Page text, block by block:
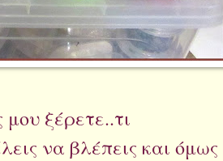
ξέρετε..τι
να βλέπεις και όμως